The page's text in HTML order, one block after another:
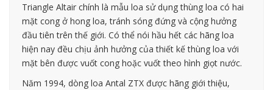
Triangle Altair chính là mẫu loa sử dụng thùng loa có hai
mặt cong ở hong loa, tránh sóng đứng và cộng hưởng
đầu tiên trên thế giới. Có thể nói hầu hết các hãng loa
hiện nay đều chịu ảnh hưởng của thiết kế thùng loa với
mặt bên được vuốt cong hoặc vuốt theo hình giọt nước.
Năm 1994, dòng loa Antal ZTX được hãng giới thiệu,